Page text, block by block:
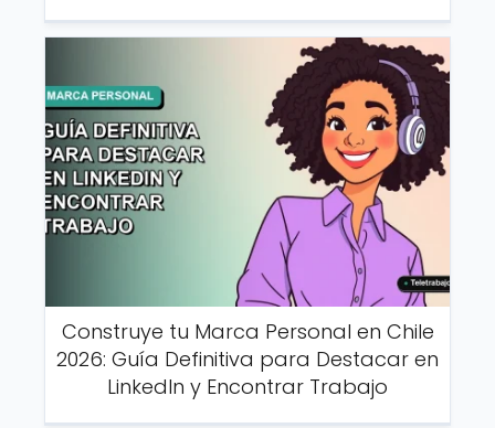
Construye tu Marca Personal en Chile
2026: Guía Definitiva para Destacar en
LinkedIn y Encontrar Trabajo